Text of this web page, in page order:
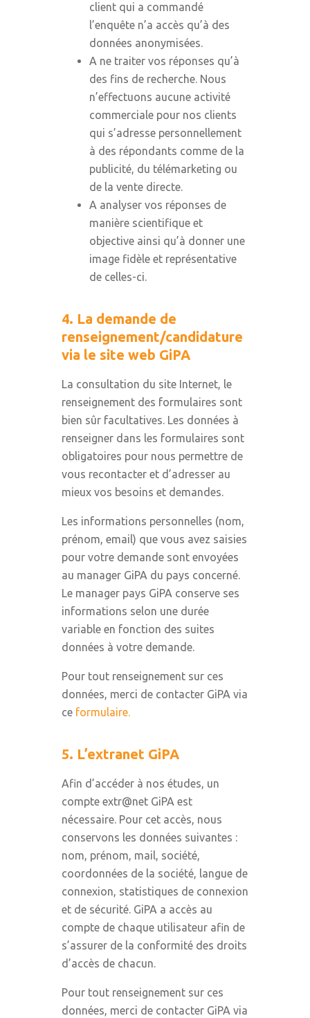
client qui a commandé
l’enquête n’a accès qu’à des
données anonymisées.
A ne traiter vos réponses qu’à
des fins de recherche. Nous
n’effectuons aucune activité
commerciale pour nos clients
qui s’adresse personnellement
à des répondants comme de la
publicité, du télémarketing ou
de la vente directe.
A analyser vos réponses de
manière scientifique et
objective ainsi qu’à donner une
image fidèle et représentative
de celles-ci.
4. La demande de
renseignement/candidature
via le site web GiPA
La consultation du site Internet, le
renseignement des formulaires sont
bien sûr facultatives. Les données à
renseigner dans les formulaires sont
obligatoires pour nous permettre de
vous recontacter et d’adresser au
mieux vos besoins et demandes.
Les informations personnelles (nom,
prénom, email) que vous avez saisies
pour votre demande sont envoyées
au manager GiPA du pays concerné.
Le manager pays GiPA conserve ses
informations selon une durée
variable en fonction des suites
données à votre demande.
Pour tout renseignement sur ces
données, merci de contacter GiPA via
ce formulaire.
5. L’extranet GiPA
Afin d’accéder à nos études, un
compte extr@net GiPA est
nécessaire. Pour cet accès, nous
conservons les données suivantes :
nom, prénom, mail, société,
coordonnées de la société, langue de
connexion, statistiques de connexion
et de sécurité. GiPA a accès au
compte de chaque utilisateur afin de
s’assurer de la conformité des droits
d’accès de chacun.
Pour tout renseignement sur ces
données, merci de contacter GiPA via